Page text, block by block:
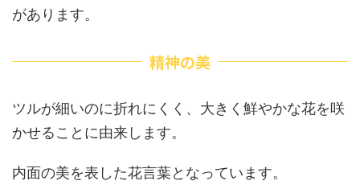
があります。
精神の美
ツルが細いのに折れにくく、大きく鮮やかな花を咲
かせることに由来します。
内面の美を表した花言葉となっています。